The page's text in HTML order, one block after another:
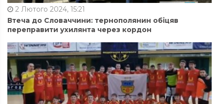
2 Лютого 2024, 15:21
Втеча до Словаччини: тернополянин обіцяв
переправити ухилянта через кордон